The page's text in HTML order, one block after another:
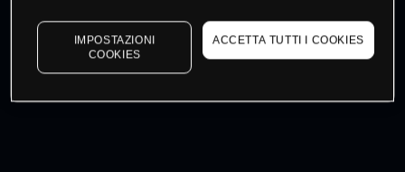
I prezzi sono solo indicativi. Accediper vedere gli ultimi
dati di mercato
to see latest market data
IMPOSTAZIONI
COOKIES
ACCETTA TUTTI I COOKIES